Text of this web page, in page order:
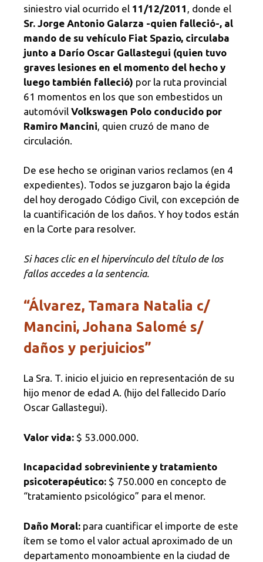
siniestro vial ocurrido el 11/12/2011
, donde el
Sr. Jorge Antonio Galarza -quien falleció-, al
mando de su vehículo Fiat Spazio, circulaba
junto a Darío Oscar Gallastegui (quien tuvo
graves lesiones en el momento del hecho y
luego también falleció) por la ruta provincial
61 momentos en los que son embestidos un
automóvil Volkswagen Polo conducido por
Ramiro Mancini , quien cruzó de mano de
circulación.
De ese hecho se originan varios reclamos (en 4
expedientes). Todos se juzgaron bajo la égida
del hoy derogado Código Civil, con excepción de
la cuantificación de los daños. Y hoy todos están
en la Corte para resolver.
Si haces clic en el hipervínculo del título de los
fallos accedes a la sentencia.
“Álvarez, Tamara Natalia c/
Mancini, Johana Salomé s/
daños y perjuicios”
La Sra. T. inicio el juicio en representación de su
hijo menor de edad A. (hijo del fallecido Darío
Oscar Gallastegui).
Valor vida: $ 53.000.000.
Incapacidad sobreviniente y tratamiento
psicoterapéutico: $ 750.000 en concepto de
“tratamiento psicológico” para el menor.
Daño Moral: para cuantificar el importe de este
ítem se tomo el valor actual aproximado de un
departamento monoambiente en la ciudad de